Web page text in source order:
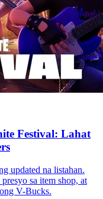
Festival: Lahat
updated na listahan.
sa item shop, at
V-Bucks.